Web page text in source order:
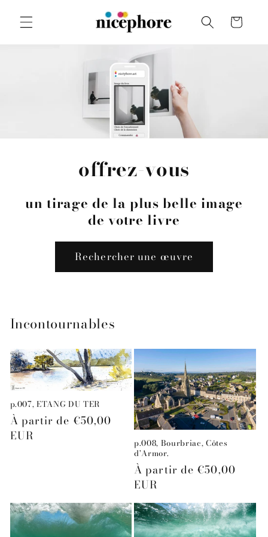
passer
au Panier
offrez-vous
un tirage de la plus belle image
de votre livre
Rechercher une œuvre
Incontournables
p.007, ETANG DU TER
Prix
habituel
À partir de €50,00
EUR
p.008, Bourbriac, Côtes
d'Armor.
Prix
habituel
À partir de €50,00
EUR